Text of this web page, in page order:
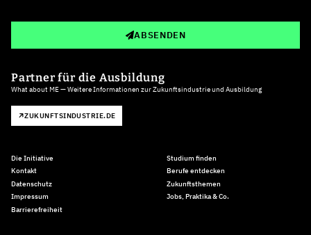
ABSENDEN
Partner für die Ausbildung
What about ME — Weitere Informationen zur Zukunftsindustrie und Ausbildung
ZUKUNFTSINDUSTRIE.DE
Die Initiative
Kontakt
Datenschutz
Impressum
Barrierefreiheit
Studium finden
Berufe entdecken
Zukunftsthemen
Jobs, Praktika & Co.